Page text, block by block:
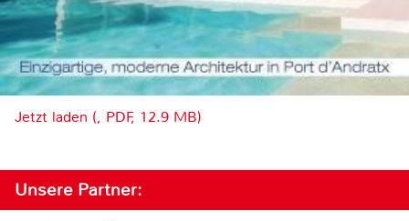
Jetzt laden (, PDF, 12.9 MB)
Unsere Partner: